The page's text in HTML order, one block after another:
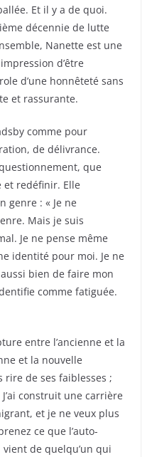
Et il y a de quoi.
décennie de lutte
Nanette est une
d’être
d’une honnêteté sans
et rassurante.
comme pour
de délivrance.
que
et redéfinir. Elle
genre : « Je ne
Mais je suis
Je ne pense même
identité pour moi. Je ne
bien de faire mon
comme fatiguée.
entre l’ancienne et la
et la nouvelle
rire de ses faiblesses ;
construit une carrière
et je ne veux plus
ce que l’auto-
de quelqu’un qui